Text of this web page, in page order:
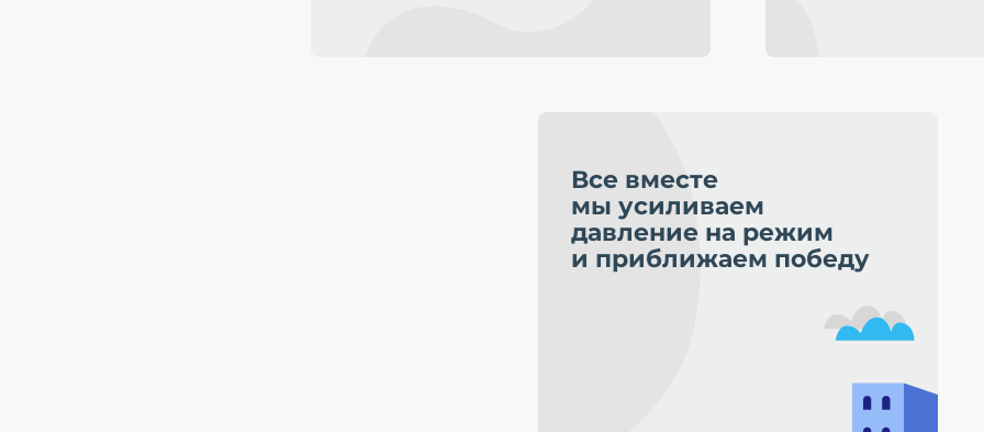
Все вместе
мы усиливаем
давление на режим
и приближаем победу